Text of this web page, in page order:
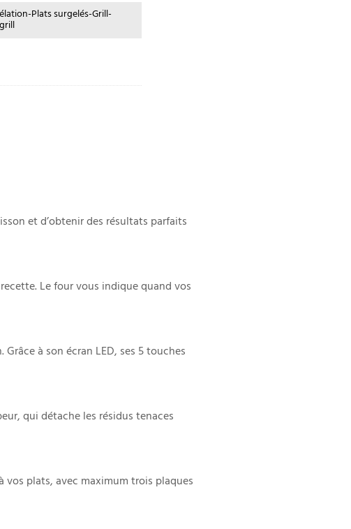
Plats surgelés-Grill-
et d’obtenir des résultats parfaits
Le four vous indique quand vos
à son écran LED, ses 5 touches
qui détache les résidus tenaces
plats, avec maximum trois plaques